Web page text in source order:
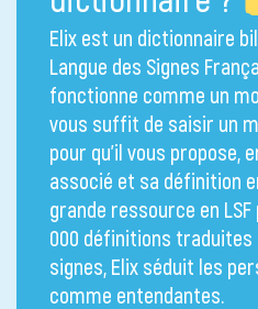
Elix est un dictionnaire
Langue des Signes
fonctionne comme un
vous suffit de saisir un
pour qu’il vous propose,
associé et sa définition
grande ressource en
000 définitions traduites
signes, Elix séduit les
comme entendantes.